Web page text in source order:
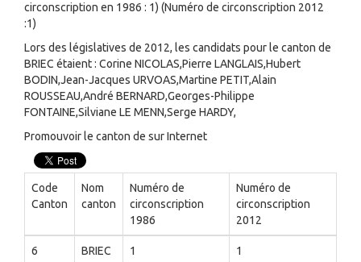
circonscription en 1986 : 1) (Numéro de circonscription 2012
:1)
Lors des législatives de 2012, les candidats pour le canton de
BRIEC étaient : Corine NICOLAS,Pierre LANGLAIS,Hubert
BODIN,Jean-Jacques URVOAS,Martine PETIT,Alain
ROUSSEAU,André BERNARD,Georges-Philippe
FONTAINE,Silviane LE MENN,Serge HARDY,
Promouvoir le canton de sur Internet
Code
Canton
Nom
canton
Numéro de
circonscription
1986
Numéro de
circonscription
2012
6 BRIEC 1 1